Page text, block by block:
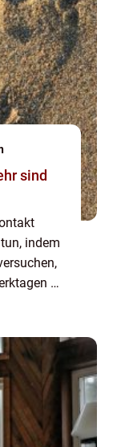
sind
indem
zu